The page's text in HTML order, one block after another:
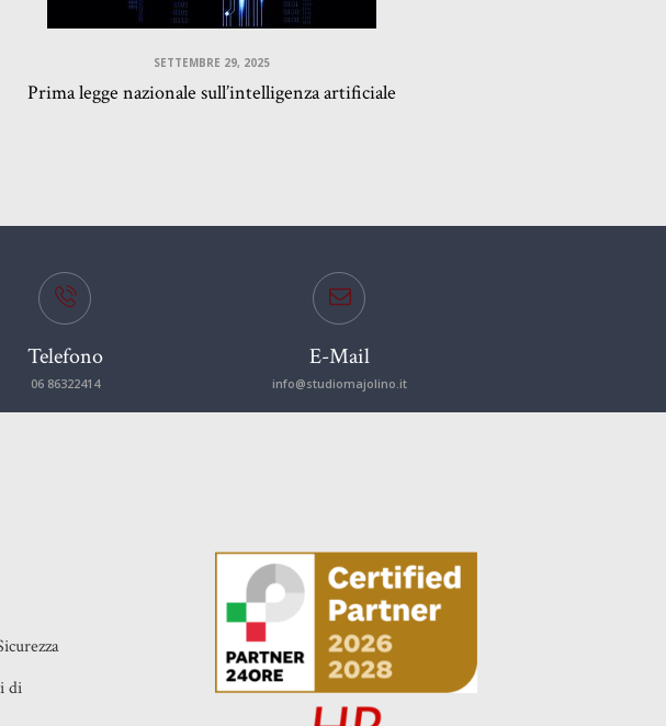
SETTEMBRE 29, 2025
Prima legge nazionale sull’intelligenza artificiale
Telefono
06 86322414
E-Mail
info@studiomajolino.it
di